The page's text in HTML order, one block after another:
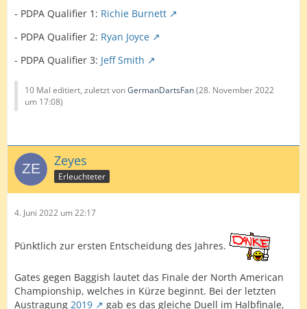
- PDPA Qualifier 1: Richie Burnett
- PDPA Qualifier 2: Ryan Joyce
- PDPA Qualifier 3: Jeff Smith
10 Mal editiert, zuletzt vonGermanDartsFan(28. November 2022
um 17:08)
Zeyes
Erleuchteter
4. Juni 2022 um 22:17
Pünktlich zur ersten Entscheidung des Jahres.
Gates gegen Baggish lautet das Finale der North American
Championship, welches in Kürze beginnt. Bei der letzten
Austragung 2019
gab es das gleiche Duell im Halbfinale,